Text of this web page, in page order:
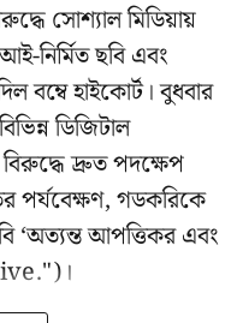
সোশ্যাল মিডিয়ায়
নির্মিত ছবি এবং
বম্বে হাইকোর্ট। বুধবার
ডিজিটাল
দ্রুত পদক্ষেপ
পর্যবেক্ষণ, গডকরিকে
‘অত্যন্ত আপত্তিকর এবং